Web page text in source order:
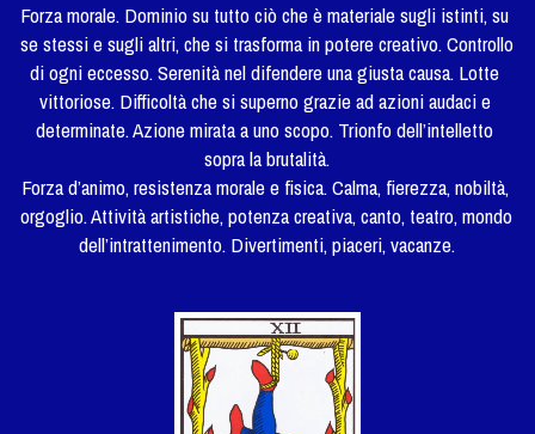
Forza morale. Dominio su tutto ciò che è materiale sugli istinti, su
se stessi e sugli altri, che si trasforma in potere creativo. Controllo
di ogni eccesso. Serenità nel difendere una giusta causa. Lotte
vittoriose. Difficoltà che si superno grazie ad azioni audaci e
determinate. Azione mirata a uno scopo. Trionfo dell’intelletto
sopra la brutalità.
Forza d’animo, resistenza morale e fisica. Calma, fierezza, nobiltà,
orgoglio. Attività artistiche, potenza creativa, canto, teatro, mondo
dell’intrattenimento. Divertimenti, piaceri, vacanze.